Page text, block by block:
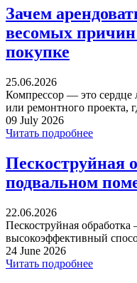
Зачем
весомых причин
покупке
25.06.2026
Компрессор — это сердце
или ремонтного проекта,
09 July 2026
Читать подробнее
Пескоструйная
подвальном
22.06.2026
Пескоструйная
высокоэффективный
24 June 2026
Читать подробнее